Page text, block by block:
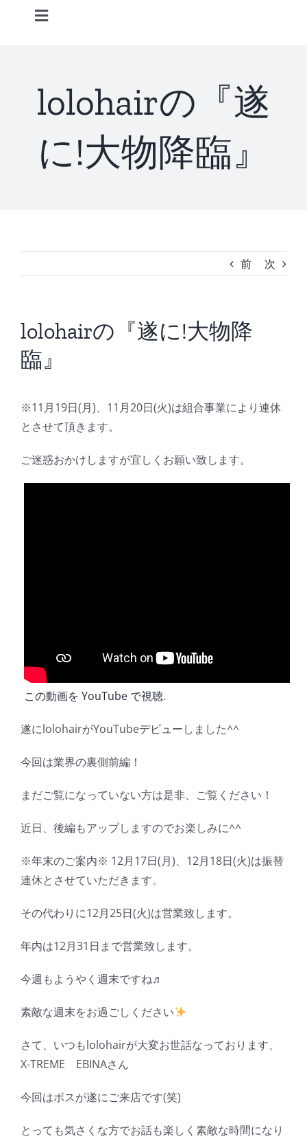
Toggle
Information
STAFF
ACCESS
BLOG
Reservation
lolohairの『遂
に!大物降臨』
前 次
lolohairの『遂に!大物降
臨』
※11月19日(月)、11月20日(火)は組合事業により連休
とさせて頂きます。
ご迷惑おかけしますが宜しくお願い致します。
この動画を YouTube で視聴.
遂にlolohairがYouTubeデビューしました^^
今回は業界の裏側前編！
まだご覧になっていない方は是非、ご覧ください！
近日、後編もアップしますのでお楽しみに^^
※年末のご案内※ 12月17日(月)、12月18日(火)は振替
連休とさせていただきます。
その代わりに12月25日(火)は営業致します。
年内は12月31日まで営業致します。
今週もようやく週末ですね♬
素敵な週末をお過ごしください
さて、いつもlolohairが大変お世話なっております、
X-TREME EBINAさん
今回はボスが遂にご来店です(笑)
とっても気さくな方でお話も楽しく素敵な時間になり